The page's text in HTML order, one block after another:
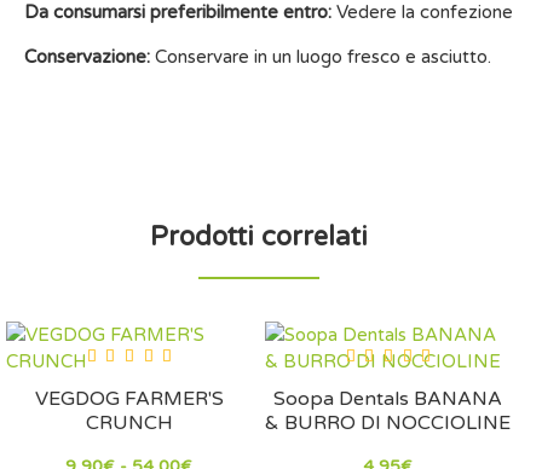
Da consumarsi preferibilmente entro: Vedere la confezione
Conservazione: Conservare in un luogo fresco e asciutto.
Prodotti correlati
VEGDOG FARMER'S
CRUNCH
Soopa Dentals BANANA
& BURRO DI NOCCIOLINE